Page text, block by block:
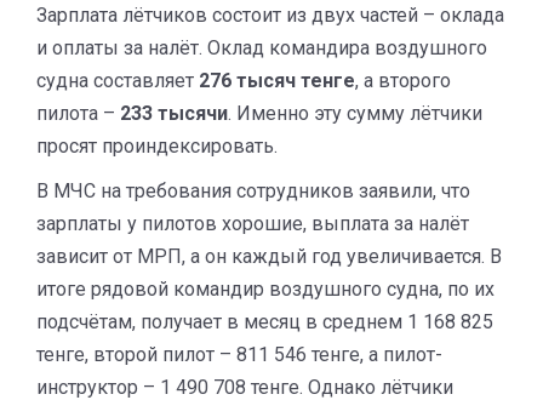
Зарплата лётчиков состоит из двух частей – оклада
и оплаты за налёт. Оклад командира воздушного
судна составляет 276 тысяч тенге, а второго
пилота – 233 тысячи. Именно эту сумму лётчики
просят проиндексировать.
В МЧС на требования сотрудников заявили, что
зарплаты у пилотов хорошие, выплата за налёт
зависит от МРП, а он каждый год увеличивается. В
итоге рядовой командир воздушного судна, по их
подсчётам, получает в месяц в среднем 1 168 825
тенге, второй пилот – 811 546 тенге, а пилот-
инструктор – 1 490 708 тенге. Однако лётчики